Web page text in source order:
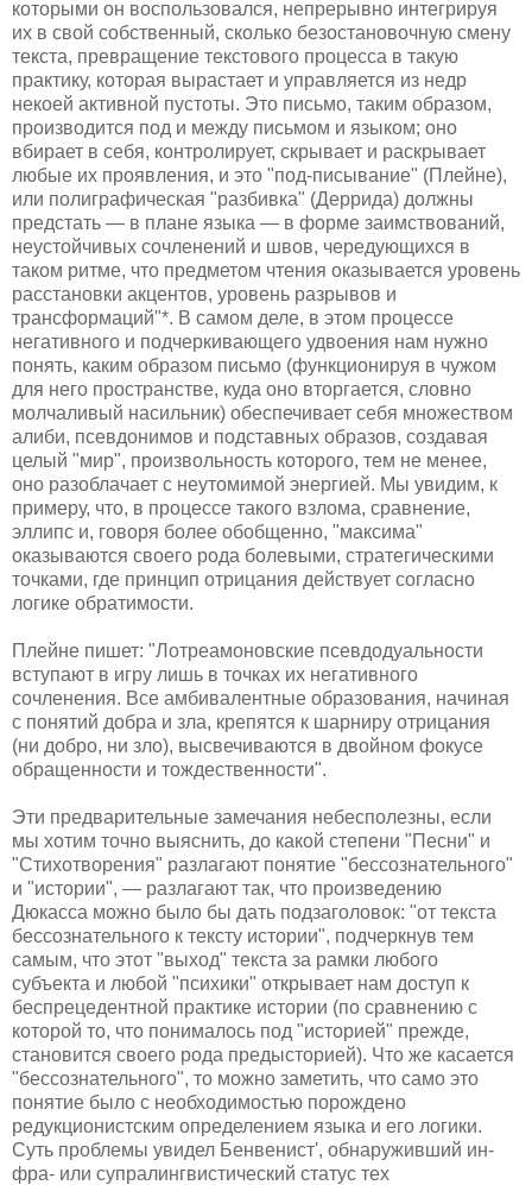
которыми он воспользовался, непрерывно интегрируя
их в свой собственный, сколько безостановочную смену
текста, превращение текстового процесса в такую
практику, которая вырастает и управляется из недр
некоей активной пустоты. Это письмо, таким образом,
производится под и между письмом и языком; оно
вбирает в себя, контролирует, скрывает и раскрывает
любые их проявления, и это "под-писывание" (Плейне),
или полиграфическая "разбивка" (Деррида) должны
предстать — в плане языка — в форме заимствований,
неустойчивых сочленений и швов, чередующихся в
таком ритме, что предметом чтения оказывается уровень
расстановки акцентов, уровень разрывов и
трансформаций"*. В самом деле, в этом процессе
негативного и подчеркивающего удвоения нам нужно
понять, каким образом письмо (функционируя в чужом
для него пространстве, куда оно вторгается, словно
молчаливый насильник) обеспечивает себя множеством
алиби, псевдонимов и подставных образов, создавая
целый "мир", произвольность которого, тем не менее,
оно разоблачает с неутомимой энергией. Мы увидим, к
примеру, что, в процессе такого взлома, сравнение,
эллипс и, говоря более обобщенно, "максима"
оказываются своего рода болевыми, стратегическими
точками, где принцип отрицания действует согласно
логике обратимости.
Плейне пишет: "Лотреамоновские псевдодуальности
вступают в игру лишь в точках их негативного
сочленения. Все амбивалентные образования, начиная
с понятий добра и зла, крепятся к шарниру отрицания
(ни добро, ни зло), высвечиваются в двойном фокусе
обращенности и тождественности".
Эти предварительные замечания небесполезны, если
мы хотим точно выяснить, до какой степени "Песни" и
"Стихотворения" разлагают понятие "бессознательного"
и "истории", — разлагают так, что произведению
Дюкасса можно было бы дать подзаголовок: "от текста
бессознательного к тексту истории", подчеркнув тем
самым, что этот "выход" текста за рамки любого
субъекта и любой "психики" открывает нам доступ к
беспрецедентной практике истории (по сравнению с
которой то, что понималось под "историей" прежде,
становится своего рода предысторией). Что же касается
"бессознательного", то можно заметить, что само это
понятие было с необходимостью порождено
редукционистским определением языка и его логики.
Суть проблемы увидел Бенвенист', обнаруживший ин-
фра- или супралингвистический статус тех